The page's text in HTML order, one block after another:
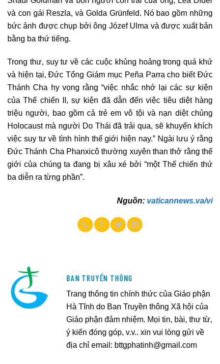
và con gái Reszla, và Golda Grünfeld. Nó bao gồm những
bức ảnh được chụp bởi ông Józef Ulma và được xuất bản
bằng ba thứ tiếng.
Trong thư, suy tư về các cuộc khủng hoảng trong quá khứ
và hiện tại, Đức Tổng Giám mục Peña Parra cho biết Đức
Thánh Cha hy vọng rằng “việc nhắc nhớ lại các sự kiện
của Thế chiến II, sự kiện đã dẫn đến việc tiêu diệt hàng
triệu người, bao gồm cả trẻ em vô tội và nạn diệt chủng
Holocaust mà người Do Thái đã trải qua, sẽ khuyến khích
việc suy tư về tình hình thế giới hiện nay.” Ngài lưu ý rằng
Đức Thánh Cha Phanxicô thường xuyên than thở rằng thế
giới của chúng ta đang bị xâu xé bởi “một Thế chiến thứ
ba diễn ra từng phần”.
Nguồn: vaticannews.va/vi
BAN TRUYỀN THÔNG
Trang thông tin chính thức của Giáo phận
Hà Tĩnh do Ban Truyền thông Xã hội của
Giáo phận đảm nhiệm. Mọi tin, bài, thư từ,
ý kiến đóng góp, v.v.. xin vui lòng gửi về
địa chỉ email: bttgphatinh@gmail.com